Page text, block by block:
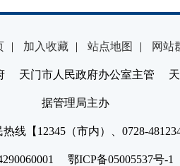
| 加入收藏 | 站点地图 | 网站
天门市人民政府办公室主管 天
据管理局主办
线【12345（市内）、0728-
鄂ICP备05005537号